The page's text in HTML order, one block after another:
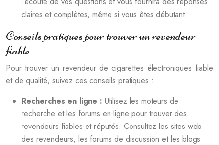
claires et complètes, même si vous êtes débutant.
Conseils pratiques pour trouver un revendeur
fiable
Pour trouver un revendeur de cigarettes électroniques fiable
et de qualité, suivez ces conseils pratiques :
Recherches en ligne : Utilisez les moteurs de
recherche et les forums en ligne pour trouver des
revendeurs fiables et réputés. Consultez les sites web
des revendeurs, les forums de discussion et les blogs